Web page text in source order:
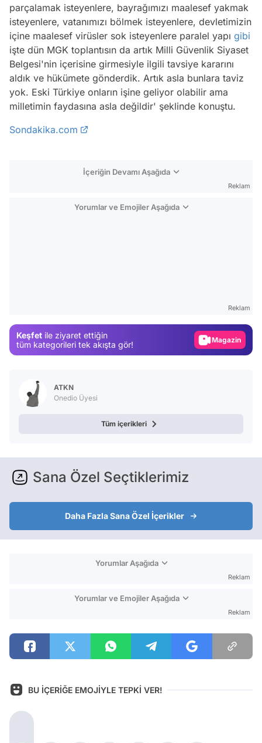
parçalamak isteyenlere, bayrağımızı maalesef yakmak
isteyenlere, vatanımızı bölmek isteyenlere, devletimizin
içine maalesef virüsler sok isteyenlere paralel yapı gibi
işte dün MGK toplantısın da artık Milli Güvenlik Siyaset
Belgesi'nin içerisine girmesiyle ilgili tavsiye kararını
aldık ve hükümete gönderdik. Artık asla bunlara taviz
yok. Eski Türkiye onların işine geliyor olabilir ama
milletimin faydasına asla değildir' şeklinde konuştu.
Sondakika.com
İçeriğin Devamı Aşağıda
Reklam
Yorumlar ve Emojiler Aşağıda
Reklam
Keşfet ile ziyaret ettiğin
tüm kategorileri tek akışta gör!
Magazin
ATKN
Onedio Üyesi
Tüm içerikleri
Sana Özel Seçtiklerimiz
Daha Fazla Sana Özel İçerikler
Yorumlar Aşağıda
Reklam
Yorumlar ve Emojiler Aşağıda
Reklam
BU İÇERİĞE EMOJİYLE TEPKİ VER!